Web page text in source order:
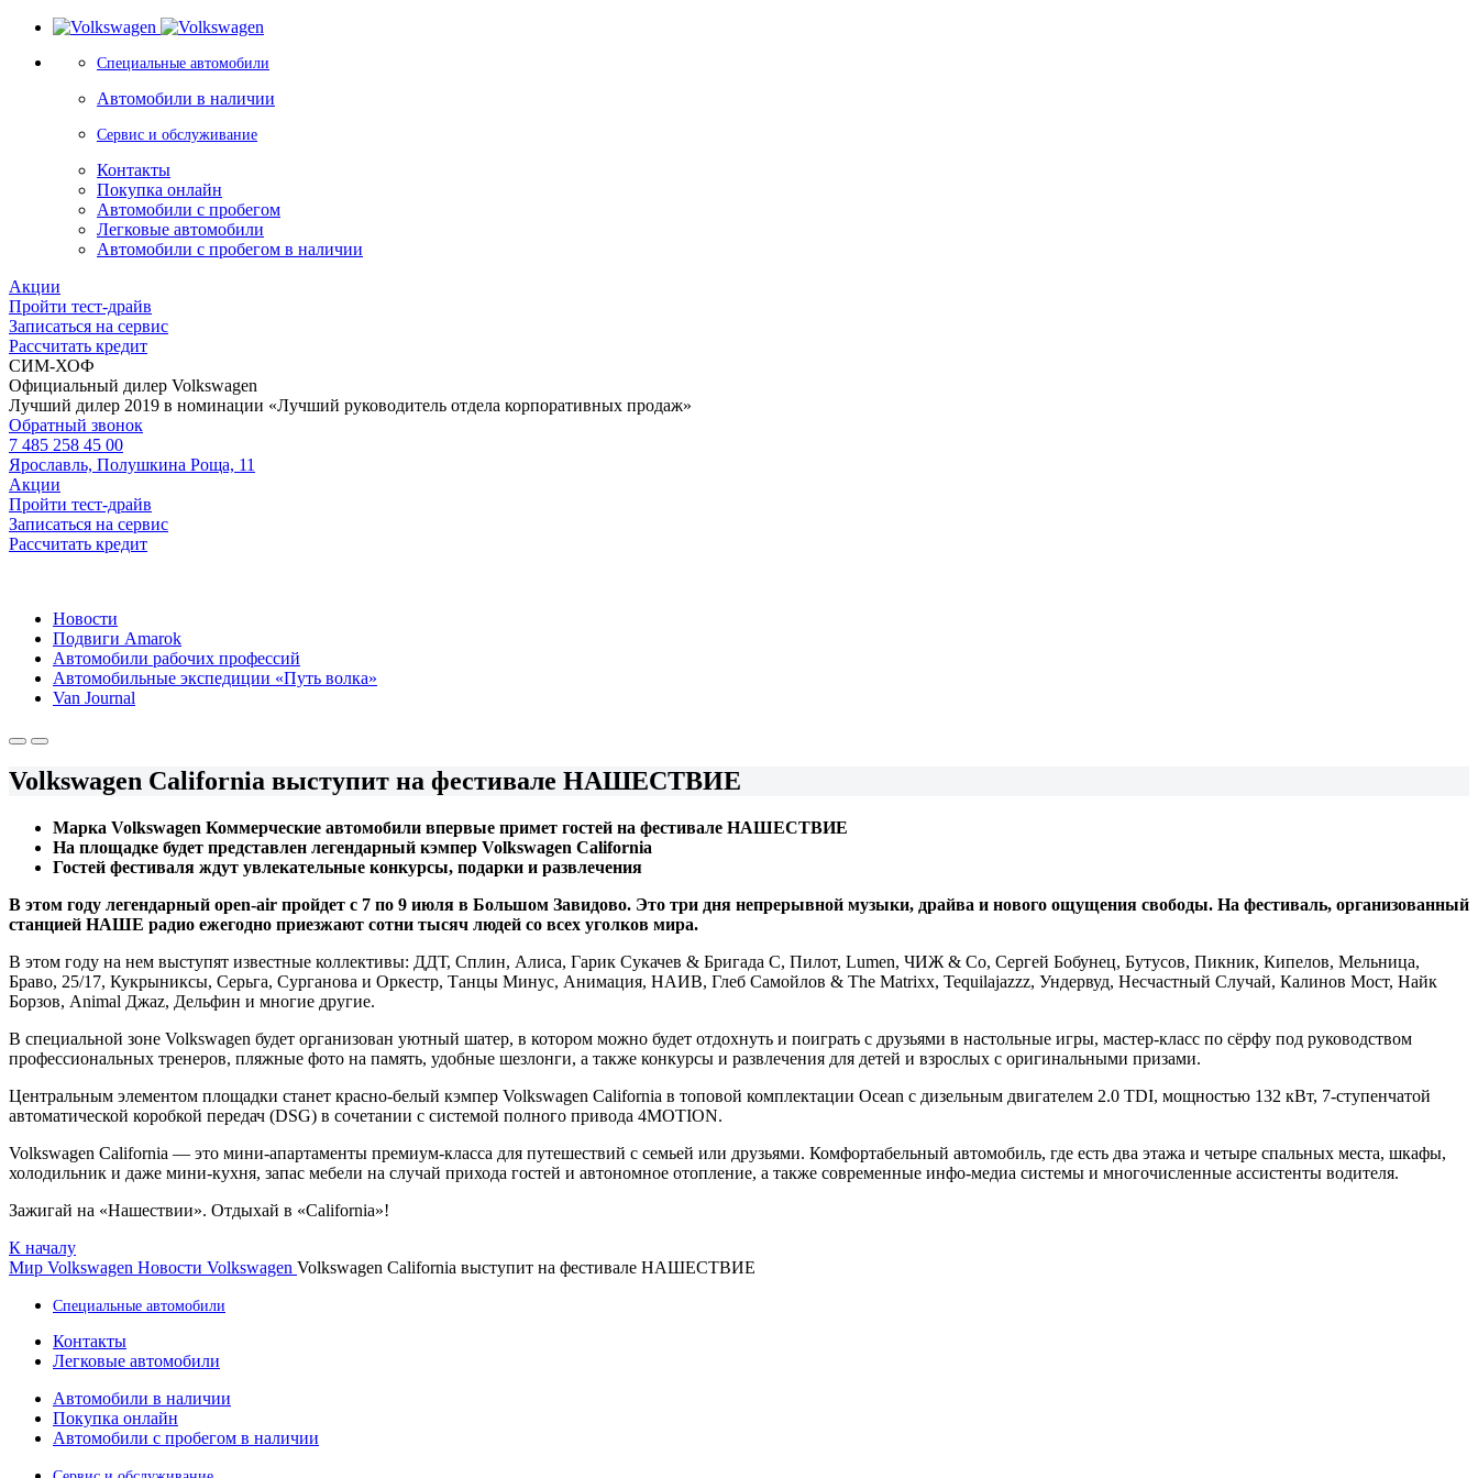
Специальные автомобили
Автомобили в наличии
Сервис и обслуживание
Контакты
Покупка онлайн
Автомобили с пробегом
Легковые автомобили
Автомобили с пробегом в наличии
Акции
Пройти тест-драйв
Записаться на сервис
Рассчитать кредит
СИМ-ХОФ
Официальный дилер Volkswagen
Лучший дилер 2019 в номинации «Лучший руководитель отдела корпоративных продаж»
Обратный звонок
7 485 258 45 00
Ярославль, Полушкина Роща, 11
Акции
Пройти тест-драйв
Записаться на сервис
Рассчитать кредит
Новости
Подвиги Amarok
Автомобили рабочих профессий
Автомобильные экспедиции «Путь волка»
Van Journal
Volkswagen California выступит на фестивале НАШЕСТВИЕ
Марка Volkswagen Коммерческие автомобили впервые примет гостей на фестивале НАШЕСТВИЕ
На площадке будет представлен легендарный кэмпер Volkswagen California
Гостей фестиваля ждут увлекательные конкурсы, подарки и развлечения
В этом году легендарный open-air пройдет c 7 по 9 июля в Большом Завидово. Это три дня непрерывной музыки, драйва и нового ощущения свободы. На фестиваль, организованный
станцией НАШЕ радио ежегодно приезжают сотни тысяч людей со всех уголков мира.
В этом году на нем выступят известные коллективы: ДДТ, Сплин, Алиса, Гарик Сукачев & Бригада С, Пилот, Lumen, ЧИЖ & Cо, Сергей Бобунец, Бутусов, Пикник, Кипелов, Мельница,
Браво, 25/17, Кукрыниксы, Серьга, Сурганова и Оркестр, Танцы Минус, Анимация, НАИВ, Глеб Самойлов & The Matrixx, Tequilajazzz, Ундервуд, Несчастный Случай, Калинов Мост, Найк
Борзов, Animal Джаz, Дельфин и многие другие.
В специальной зоне Volkswagen будет организован уютный шатер, в котором можно будет отдохнуть и поиграть с друзьями в настольные игры, мастер-класс по сёрфу под руководством
профессиональных тренеров, пляжные фото на память, удобные шезлонги, а также конкурсы и развлечения для детей и взрослых с оригинальными призами.
Центральным элементом площадки станет красно-белый кэмпер Volkswagen California в топовой комплектации Ocean с дизельным двигателем 2.0 TDI, мощностью 132 кВт, 7-ступенчатой
автоматической коробкой передач (DSG) в сочетании с системой полного привода 4MOTION.
Volkswagen California — это мини-апартаменты премиум-класса для путешествий с семьей или друзьями. Комфортабельный автомобиль, где есть два этажа и четыре спальных места, шкафы,
холодильник и даже мини-кухня, запас мебели на случай прихода гостей и автономное отопление, а также современные инфо-медиа системы и многочисленные ассистенты водителя.
Зажигай на «Нашествии». Отдыхай в «California»!
К началу
Мир Volkswagen Новости Volkswagen Volkswagen California выступит на фестивале НАШЕСТВИЕ
Специальные автомобили
Контакты
Легковые автомобили
Автомобили в наличии
Покупка онлайн
Автомобили с пробегом в наличии